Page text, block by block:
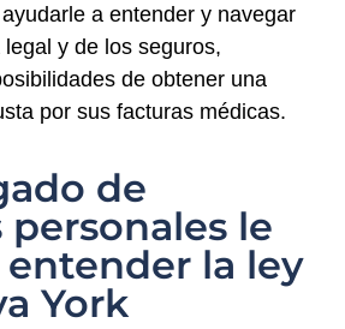
a entender y navegar
y de los seguros,
de obtener una
por sus facturas médicas.
de
personales le
entender la ley
York